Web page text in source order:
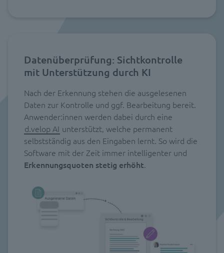
Datenüberprüfung: Sichtkontrolle
mit Unterstützung durch KI
Nach der Erkennung stehen die ausgelesenen
Daten zur Kontrolle und ggf. Bearbeitung bereit.
Anwender:innen werden dabei durch eine
d.velop AI unterstützt, welche permanent
selbstständig aus den Eingaben lernt. So wird die
Software mit der Zeit immer intelligenter und
Erkennungsquoten stetig erhöht.